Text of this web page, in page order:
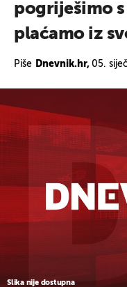
pogriješimo
plaćamo iz
Piše Dnevnik.hr, 05.
Slika nije dostupna